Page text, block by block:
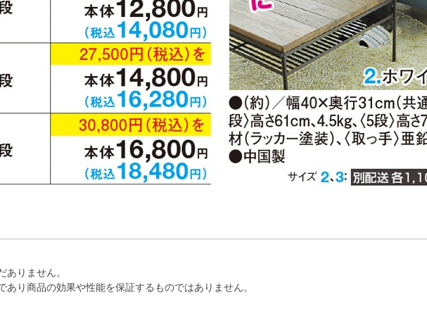
ありません。
り商品の効果や性能を保証するものではありません。